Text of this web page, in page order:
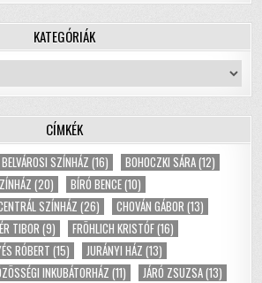
KATEGÓRIÁK
CÍMKÉK
BELVÁROSI SZÍNHÁZ (16) BOHOCZKI SÁRA(12)
(20) BÍRÓ BENCE(10)
SZÍNHÁZ (26) CHOVÁN GÁBOR (13)
TIBOR (9) FRÖHLICH KRISTÓF(16)
RÓBERT(15) JURÁNYI HÁZ (13)
INKUBÁTORHÁZ (11) JÁRÓ ZSUZSA(13)